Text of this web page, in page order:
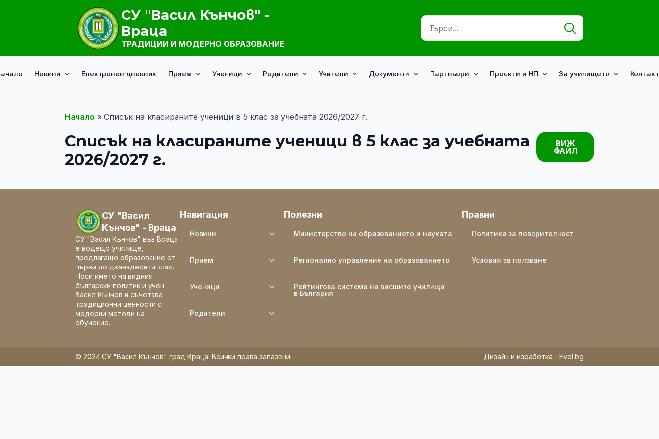
СУ "Васил Кънчов" -
Враца
ТРАДИЦИИ И МОДЕРНО ОБРАЗОВАНИЕ
Search
Новини Електронен дневник Прием Ученици Родители Учители Документи Партньори Проекти и НП За училището
Начало » Списък на класираните ученици в 5 клас за учебната 2026/2027 г.
Списък на класираните ученици в 5 клас за учебната
2026/2027 г.
ВИЖ
ФАЙЛ
СУ "Васил
Кънчов" - Враца
СУ "Васил Кънчов" във Враца
е водещо училище,
предлагащо образование от
първи до дванадесети клас.
Носи името на видния
български политик и учен
Васил Кънчов и съчетава
традиционни ценности с
модерни методи на
обучение.
Навигация
Новини
Прием
Ученици
Родители
Полезни
Министерство на образованието и науката
Регионално управление на образованието
Рейтингова система на висшите училища
в България
Правни
Политика за поверителност
Условия за ползване
© 2024 СУ "Васил Кънчов" град Враца. Всички права запазени. Дизайн и изработка - Evol.bg